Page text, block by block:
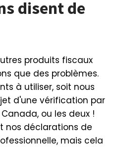
disent de
produits fiscaux
que des problèmes.
à utiliser, soit nous
d'une vérification par
ou les deux !
nos déclarations de
mais cela